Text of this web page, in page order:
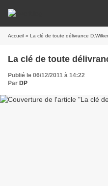
Accueil » La clé de toute délivrance
La clé de toute
Publié le 06/12/2011 à 14:22
Par DP